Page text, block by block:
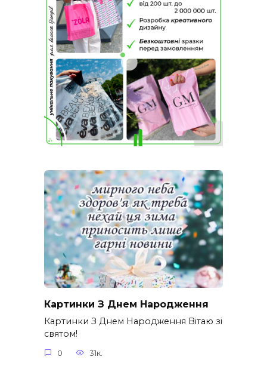
Картинки З Днем Народження
Картинки З Днем Народження Вітаю зі
святом!
0 31к.